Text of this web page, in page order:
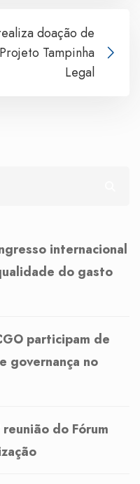
doação de
Tampinha
Legal
internacional
do gasto
participam de
governança no
reunião do Fórum